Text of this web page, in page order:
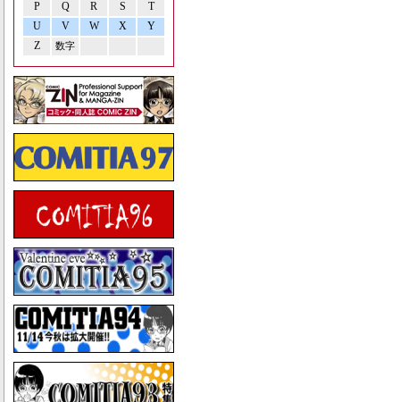
P Q R S
T
U
V W X
Y
Z
数字